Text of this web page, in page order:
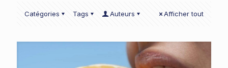
Catégories Tags Auteurs Afficher tout